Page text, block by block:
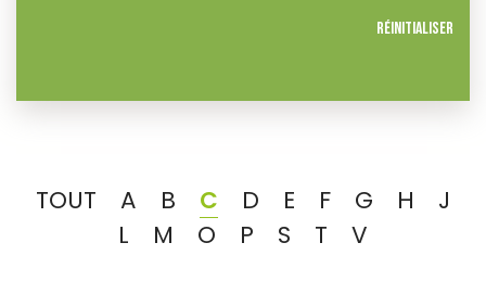
Réinitialiser
TOUT A B C D E F G H
J
L
M O P S T V